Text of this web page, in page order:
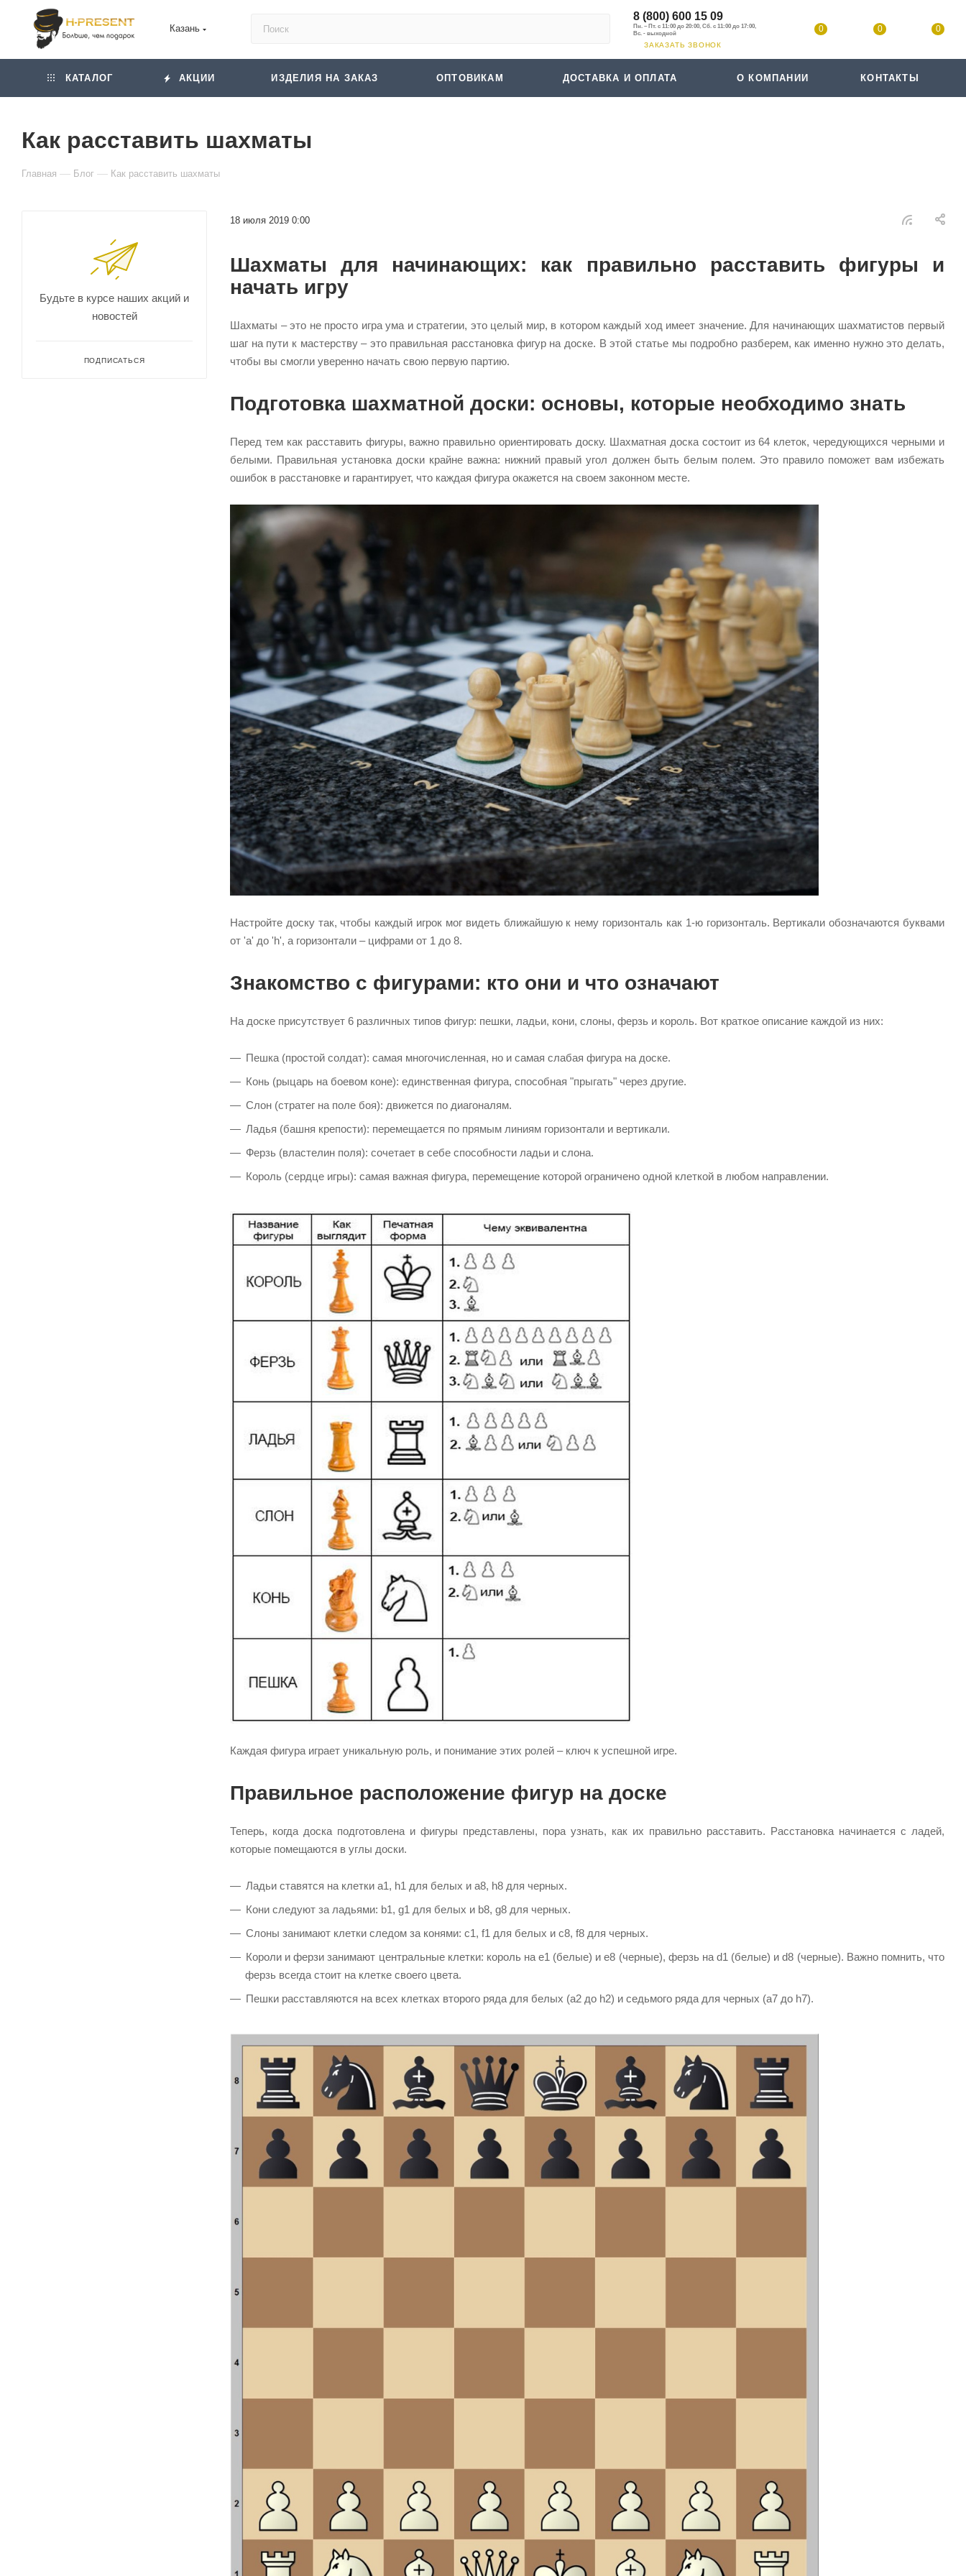
Казань
8 (800) 600 15 09
ЗАКАЗАТЬ ЗВОНОК
0 0 0
КАТАЛОГ АКЦИИ ИЗДЕЛИЯ НА ЗАКАЗ ОПТОВИКАМ ДОСТАВКА И ОПЛАТА О КОМПАНИИ КОНТАКТЫ
Как расставить шахматы
Главная — Блог — Как расставить шахматы
18 июля 2019 0:00
Шахматы для начинающих: как правильно расставить фигуры и
начать игру
Шахматы – это не просто игра ума и стратегии, это целый мир, в котором каждый ход имеет значение. Для начинающих шахматистов первый
шаг на пути к мастерству – это правильная расстановка фигур на доске. В этой статье мы подробно разберем, как именно нужно это делать,
чтобы вы смогли уверенно начать свою первую партию.
Подготовка шахматной доски: основы, которые необходимо знать
Перед тем как расставить фигуры, важно правильно ориентировать доску. Шахматная доска состоит из 64 клеток, чередующихся черными и
белыми. Правильная установка доски крайне важна: нижний правый угол должен быть белым полем. Это правило поможет вам избежать
ошибок в расстановке и гарантирует, что каждая фигура окажется на своем законном месте.
Настройте доску так, чтобы каждый игрок мог видеть ближайшую к нему горизонталь как 1-ю горизонталь. Вертикали обозначаются буквами
от 'a' до 'h', а горизонтали – цифрами от 1 до 8.
Знакомство с фигурами: кто они и что означают
На доске присутствует 6 различных типов фигур: пешки, ладьи, кони, слоны, ферзь и король. Вот краткое описание каждой из них:
Пешка (простой солдат): самая многочисленная, но и самая слабая фигура на доске.
Конь (рыцарь на боевом коне): единственная фигура, способная "прыгать" через другие.
Слон (стратег на поле боя): движется по диагоналям.
Ладья (башня крепости): перемещается по прямым линиям горизонтали и вертикали.
Ферзь (властелин поля): сочетает в себе способности ладьи и слона.
Король (сердце игры): самая важная фигура, перемещение которой ограничено одной клеткой в любом направлении.
Каждая фигура играет уникальную роль, и понимание этих ролей – ключ к успешной игре.
Правильное расположение фигур на доске
Теперь, когда доска подготовлена и фигуры представлены, пора узнать, как их правильно расставить. Расстановка начинается с ладей,
которые помещаются в углы доски.
Ладьи ставятся на клетки a1, h1 для белых и a8, h8 для черных.
Кони следуют за ладьями: b1, g1 для белых и b8, g8 для черных.
Слоны занимают клетки следом за конями: c1, f1 для белых и c8, f8 для черных.
Короли и ферзи занимают центральные клетки: король на e1 (белые) и e8 (черные), ферзь на d1 (белые) и d8 (черные). Важно помнить, что
ферзь всегда стоит на клетке своего цвета.
Пешки расставляются на всех клетках второго ряда для белых (a2 до h2) и седьмого ряда для черных (a7 до h7).
Будьте в курсе наших акций и
новостей
ПОДПИСАТЬСЯ